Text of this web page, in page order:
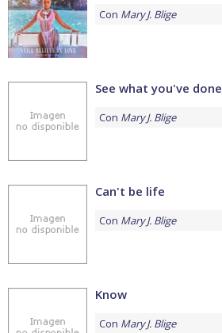
Con Mary J. Blige
See what you've done
Con Mary J. Blige
Can't be life
Con Mary J. Blige
Know
Con Mary J. Blige